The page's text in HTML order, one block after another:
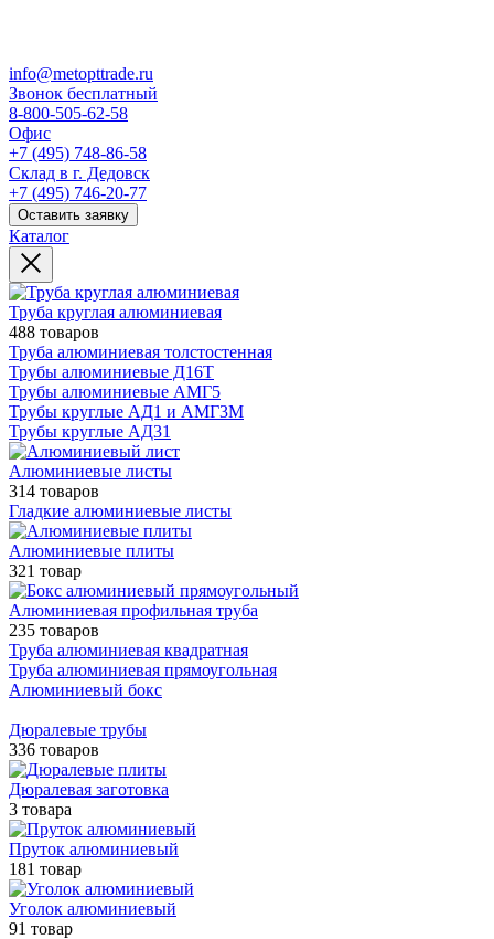
info@metopttrade.ru
Звонок бесплатный
8-800-505-62-58
Офис
+7 (495) 748-86-58
Склад в г. Дедовск
+7 (495) 746-20-77
Оставить заявку
Каталог
Труба круглая алюминиевая
488 товаров
Труба алюминиевая толстостенная
Трубы алюминиевые Д16Т
Трубы алюминиевые АМГ5
Трубы круглые АД1 и АМГ3М
Трубы круглые АД31
Алюминиевые листы
314 товаров
Гладкие алюминиевые листы
Алюминиевые плиты
321 товар
Алюминиевая профильная труба
235 товаров
Труба алюминиевая квадратная
Труба алюминиевая прямоугольная
Алюминиевый бокс
Дюралевые трубы
336 товаров
Дюралевая заготовка
3 товара
Пруток алюминиевый
181 товар
Уголок алюминиевый
91 товар